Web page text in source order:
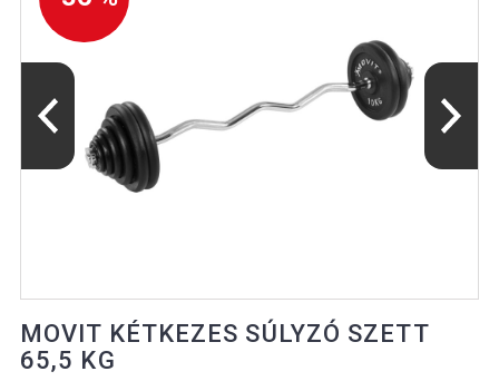
MOVIT KÉTKEZES SÚLYZÓ SZETT
65,5 KG